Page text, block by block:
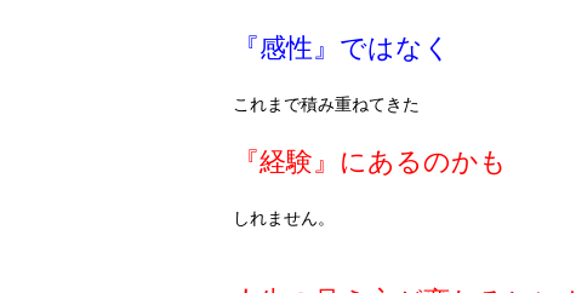
『感性』ではなく
これまで積み重ねてきた
『経験』にあるのかも
しれません。